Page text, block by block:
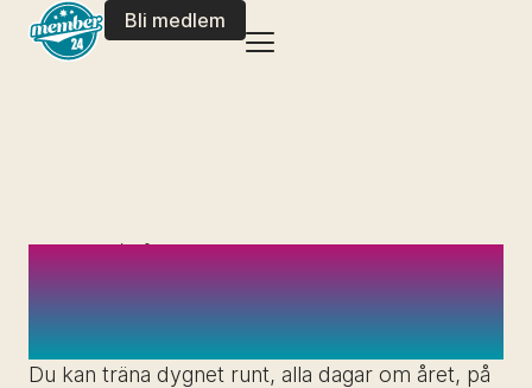
Bli medlem
Member 24 / Frågor och svar
VAD HAR NI FÖR
ÖPPETTIDER?
Du kan träna dygnet runt, alla dagar om året, på